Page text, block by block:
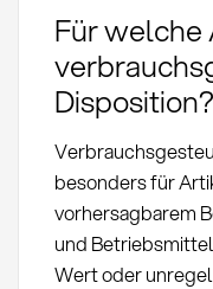
Für welche
Disposition?
besonders für
vorhersagbarem
und
Wert oder